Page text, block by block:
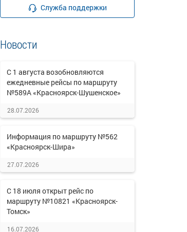
Служба поддержки
Новости
С 1 августа возобновляются
ежедневные рейсы по маршруту
№589А «Красноярск-Шушенское»
28.07.2026
Информация по маршруту №562
«Красноярск-Шира»
27.07.2026
С 18 июля открыт рейс по
маршруту №10821 «Красноярск-
Томск»
16.07.2026